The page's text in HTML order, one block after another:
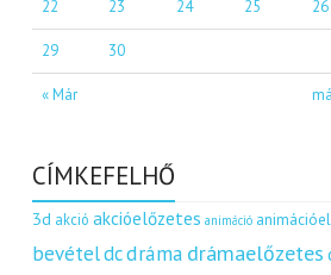
« Már
22 23 24 25 26
29 30
CÍMKEFELHŐ
3d akció akcióelőzetes animáció
bevételdcdráma drámaelőzetes